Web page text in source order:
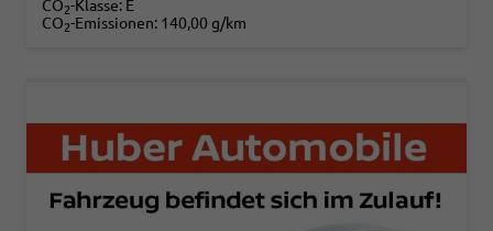
CO2-Klasse: E
CO2-Emissionen: 140,00 g/km